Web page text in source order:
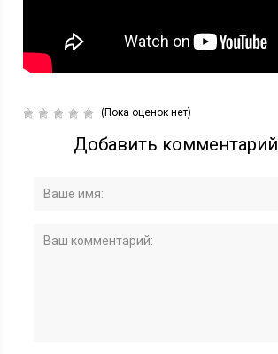
(Пока оценок нет)
Добавить комментарий